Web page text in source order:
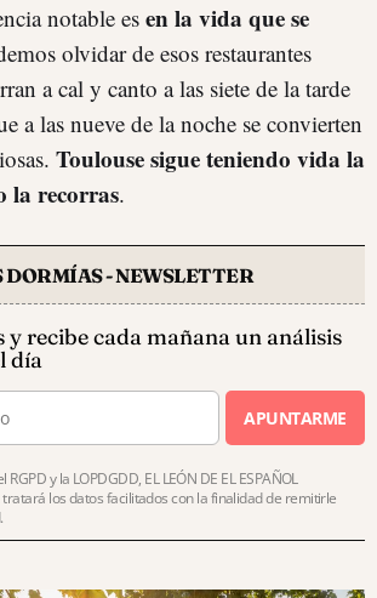
notable es en la vida que se
olvidar de esos restaurantes
a cal y canto a las siete de la tarde
a las nueve de la noche se convierten
Toulouse sigue teniendo vida la
la recorras.
- NEWSLETTER
recibe cada mañana un análisis
día
APUNTARME
y la LOPDGDD, EL LEÓN DE EL ESPAÑOL
tratará los datos facilitados con la finalidad de remitirle